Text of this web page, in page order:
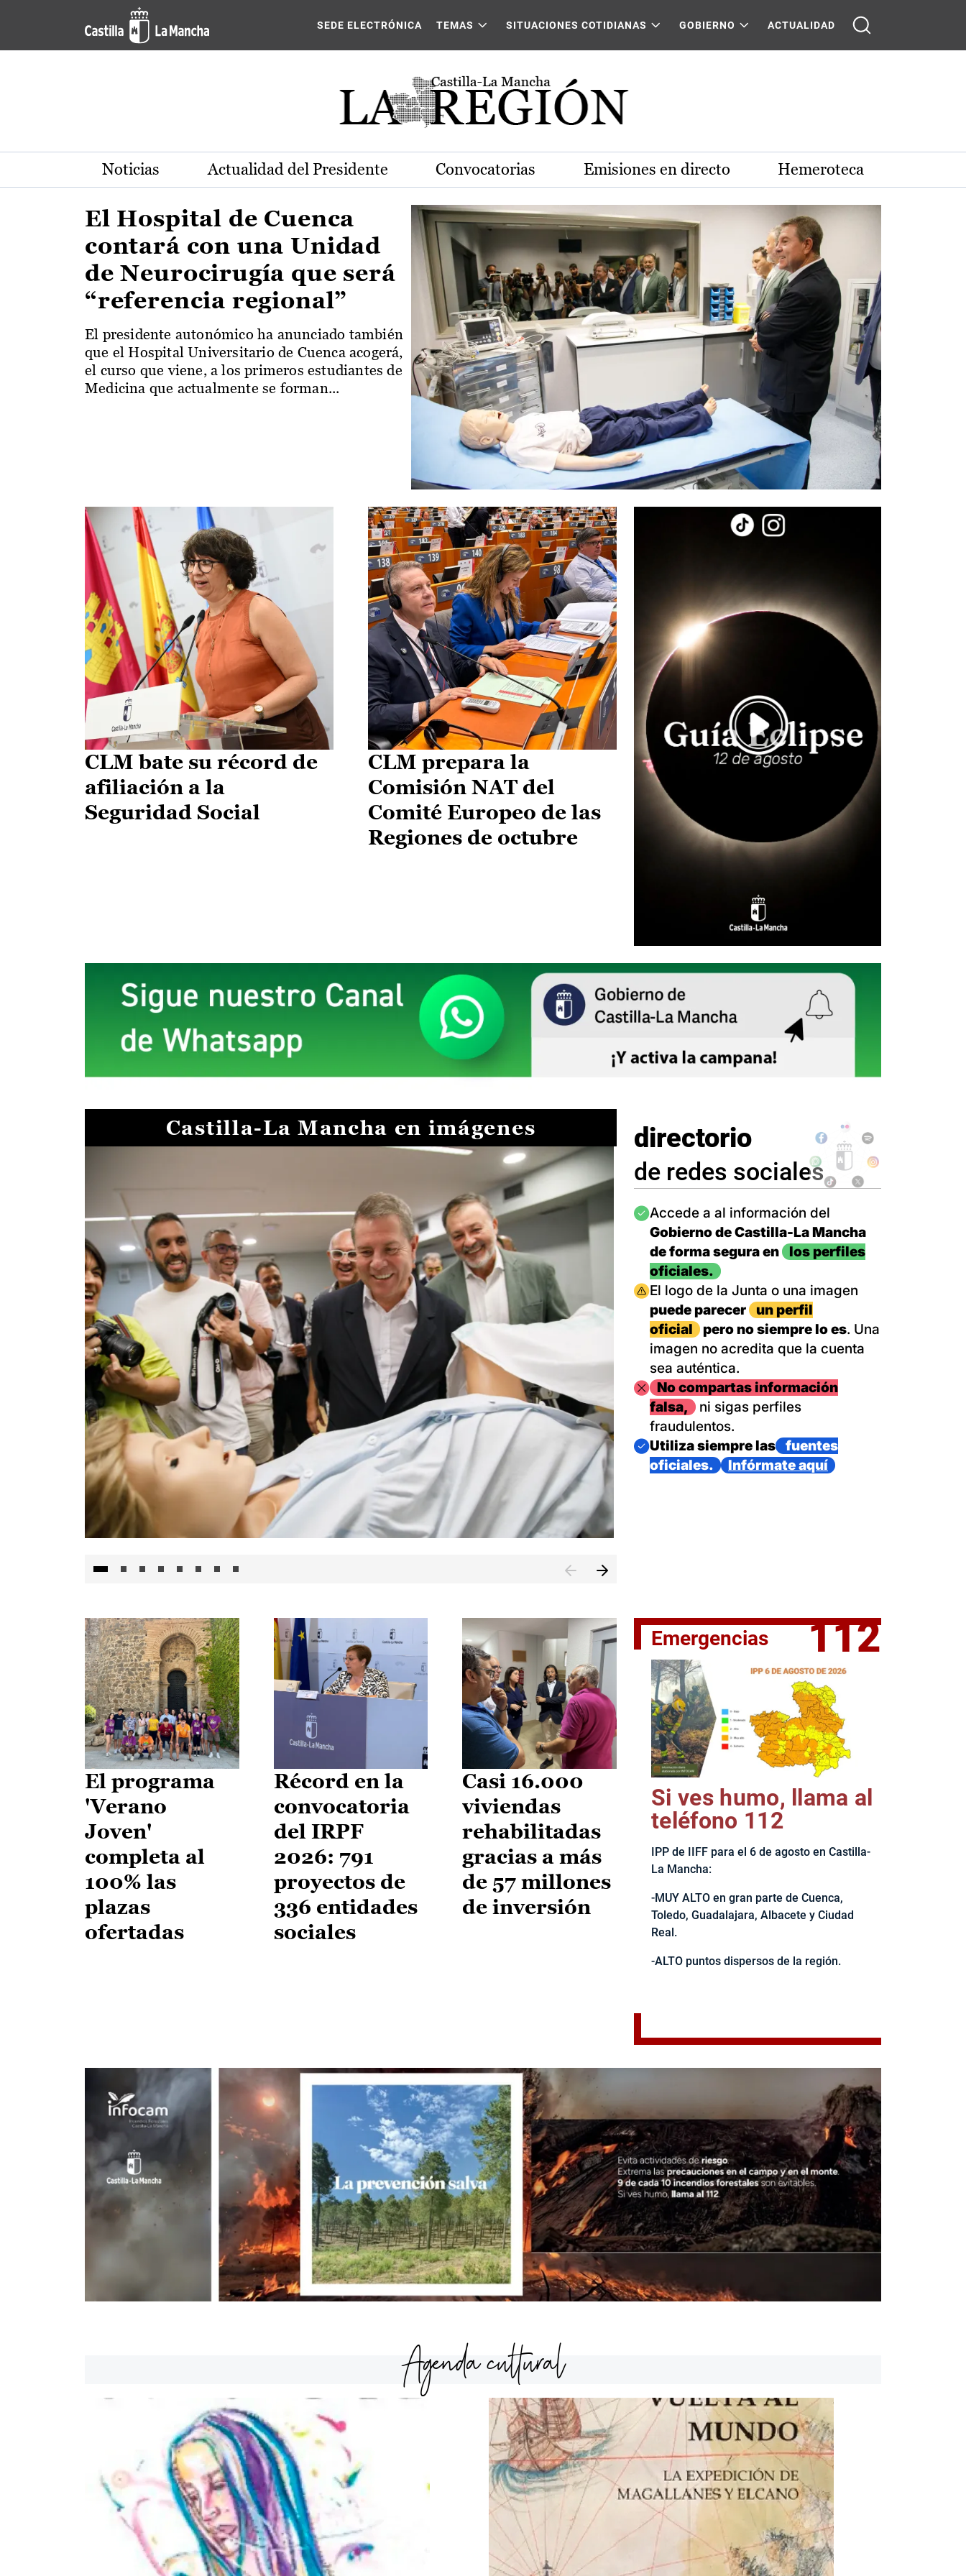
Pasar al contenido principal
Actualidad de la región de Castilla-La Mancha
SEDE ELECTRÓNICA TEMAS SITUACIONES COTIDIANAS GOBIERNO ACTUALIDAD
Noticias Actualidad del Presidente Convocatorias Emisiones en directo Hemeroteca
El Hospital de Cuenca
contará con una Unidad
de Neurocirugía que será
“referencia regional”
El presidente autonómico ha anunciado también
que el Hospital Universitario de Cuenca acogerá,
el curso que viene, a los primeros estudiantes de
Medicina que actualmente se forman...
CLM bate su récord de
afiliación a la
Seguridad Social
CLM prepara la
Comisión NAT del
Comité Europeo de las
Regiones de octubre
Castilla-La Mancha en imágenes
El jefe del Ejecutivo castellanomanchego, Emiliano García-
directorio
de redes sociales
Imagen
Accede a al información del
Gobierno de Castilla-La Mancha
de forma segura en
los perfiles
oficiales.
Imagen
El logo de la Junta o una imagen
puede parecer
un perfil
oficial
pero no siempre lo es. Una
imagen no acredita que la cuenta
sea auténtica.
ImagenNo compartas información
falsa,
ni sigas perfiles
fraudulentos.
Imagen
Utiliza siempre las
fuentes
oficiales.
Infórmate aquí
El programa
'Verano
Joven'
completa al
100% las
plazas
ofertadas
Récord en la
convocatoria
del IRPF
2026: 791
proyectos de
336 entidades
sociales
Casi 16.000
viviendas
rehabilitadas
gracias a más
de 57 millones
de inversión
Emergencias 112
Si ves humo, llama al
teléfono 112
IPP de IIFF para el 6 de agosto en Castilla-
La Mancha:
-MUY ALTO en gran parte de Cuenca,
Toledo, Guadalajara, Albacete y Ciudad
Real.
-ALTO puntos dispersos de la región.
Agenda cultural